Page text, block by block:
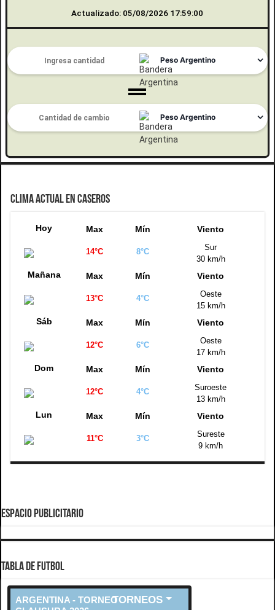
Actualizado: 05/08/2026 17:59:00
CLIMA ACTUAL EN CASEROS
Hoy Max Mín Viento
14°C 8°C
Sur
30 km/h
Mañana Max Mín Viento
13°C 4°C
Oeste
15 km/h
Sáb Max Mín Viento
12°C 6°C
Oeste
17 km/h
Dom Max Mín Viento
12°C 4°C
Suroeste
13 km/h
Lun Max Mín Viento
11°C 3°C
Sureste
9 km/h
ESPACIO PUBLICITARIO
TABLA DE FUTBOL